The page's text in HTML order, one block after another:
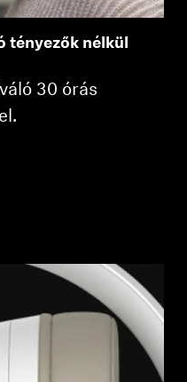
tényezők nélkül
30 órás